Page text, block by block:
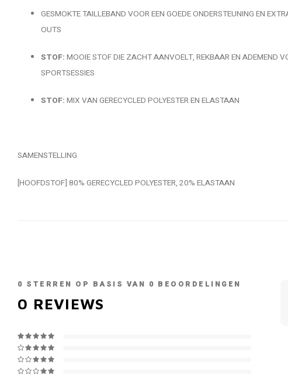
GESMOKTE TAILLEBAND VOOR EEN GOEDE ONDERSTEUNING EN
OUTS
STOF: MOOIE STOF DIE ZACHT AANVOELT, REKBAAR EN ADEMEND
SPORTSESSIES
STOF: MIX VAN GERECYCLED POLYESTER EN ELASTAAN
SAMENSTELLING
[HOOFDSTOF] 80% GERECYCLED POLYESTER, 20% ELASTAAN
0 STERREN OP BASIS VAN 0 BEOORDELINGEN
0 REVIEWS